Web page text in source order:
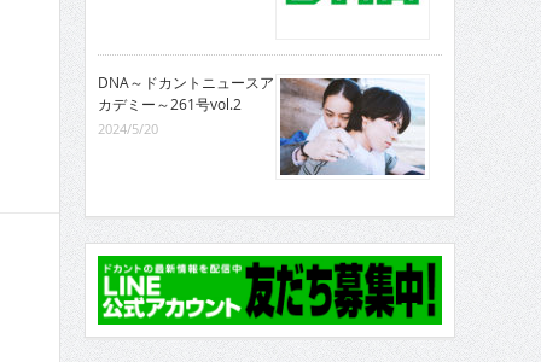
DNA～ドカントニュースア
カデミー～261号vol.2
2024/5/20